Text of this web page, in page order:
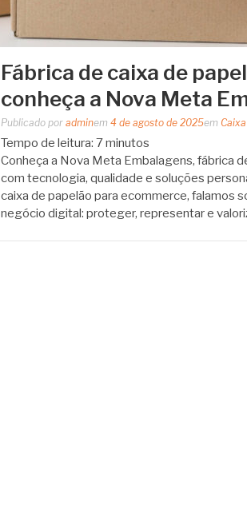
Fábrica de caixa de
conheça a Nova Meta
Publicado por adminem 4 de agosto de 2025em
Tempo de leitura: 7minutos
Conheça a Nova Meta Embalagens, fábrica
com tecnologia, qualidade e soluções
caixa de papelão para ecommerce, falamos
negócio digital: proteger, representar e